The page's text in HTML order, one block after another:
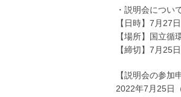
・説明会につい
【日時】7月27
【場所】国立
【締切】7月25
【説明会の参加
2022年7月25日